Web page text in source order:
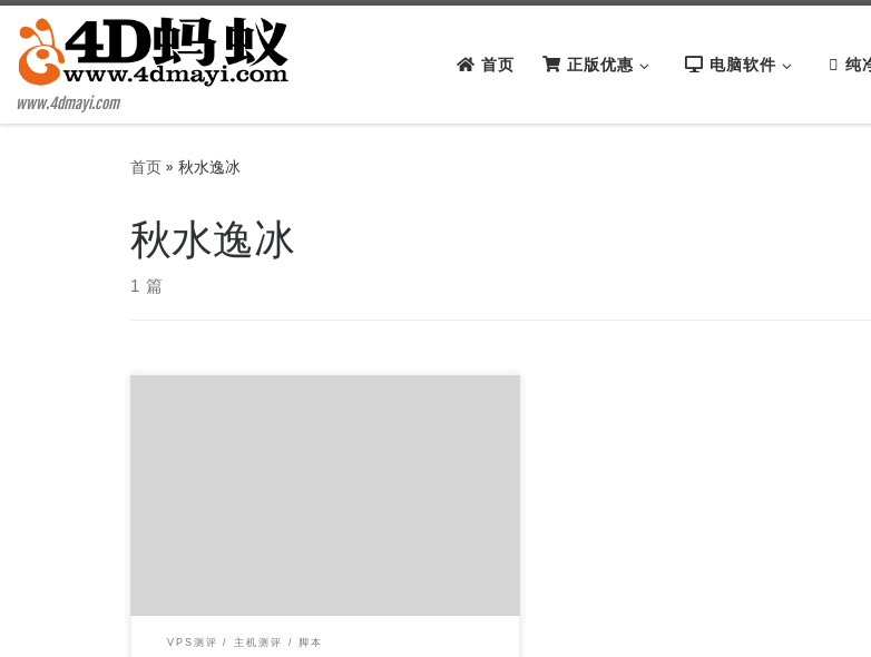
Skip to content
www.4dmayi.com
首页 正版优惠 电脑软件 纯
首页» 秋水逸冰
秋水逸冰
1 篇
VPS测评 主机测评 脚本